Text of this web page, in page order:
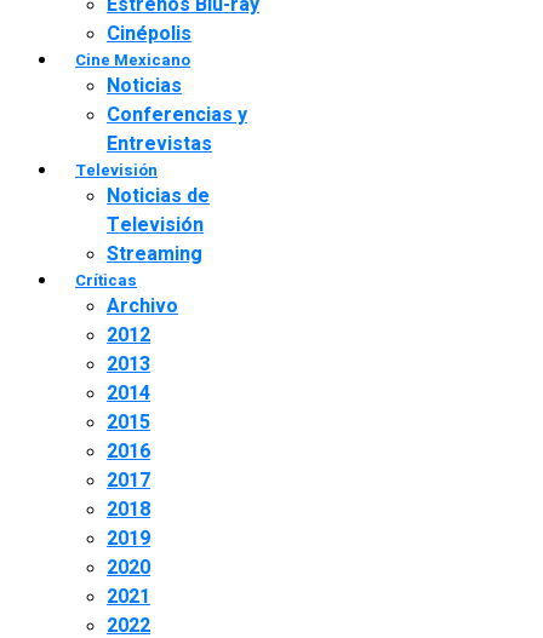
Cinépolis
Cine Mexicano
Noticias
Conferencias y
Entrevistas
Televisión
Noticias de
Televisión
Streaming
Críticas
Archivo
2012
2013
2014
2015
2016
2017
2018
2019
2020
2021
2022